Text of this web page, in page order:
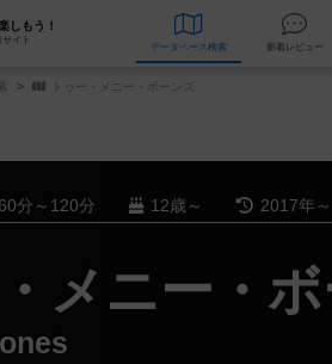
しもう！
イト
データベース 検索
トゥー・メニー・ボーンズ
60分～120分 12歳～ 2017年～
・メニー・